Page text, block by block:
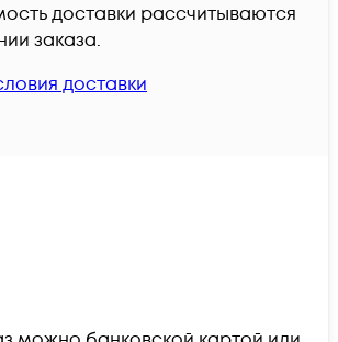
доставки рассчитываются
заказа.
доставки